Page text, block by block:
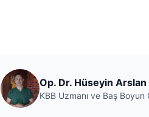
Op. Dr. Hüseyin Arslan
KBB Uzmanı ve Baş Boyun